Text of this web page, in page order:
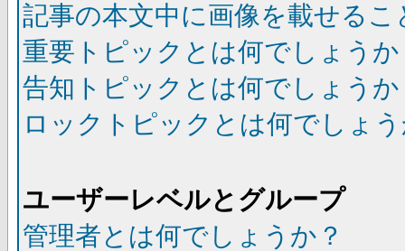
記事の本文中に画像を載せる
重要トピックとは何でしょうか
告知トピックとは何でしょうか
ロックトピックとは何でしょ
ユーザーレベルとグループ
管理者とは何でしょうか？